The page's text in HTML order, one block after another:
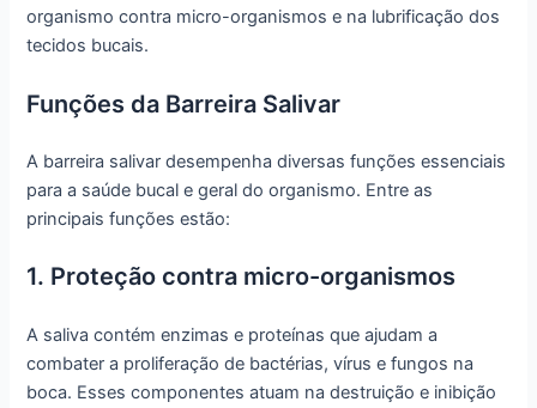
organismo contra micro-organismos e na lubrificação dos
tecidos bucais.
Funções da Barreira Salivar
A barreira salivar desempenha diversas funções essenciais
para a saúde bucal e geral do organismo. Entre as
principais funções estão:
1. Proteção contra micro-organismos
A saliva contém enzimas e proteínas que ajudam a
combater a proliferação de bactérias, vírus e fungos na
boca. Esses componentes atuam na destruição e inibição